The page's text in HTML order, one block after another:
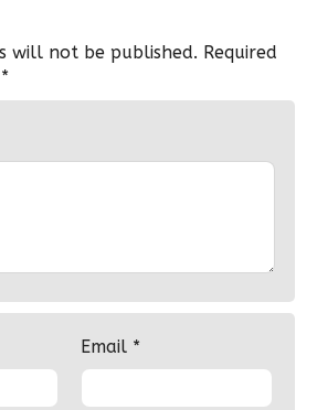
will not be published. Required
*
Email *